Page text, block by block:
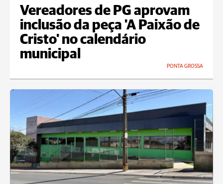
Vereadores de PG aprovam
inclusão da peça 'A Paixão de
Cristo' no calendário
municipal
PONTA GROSSA